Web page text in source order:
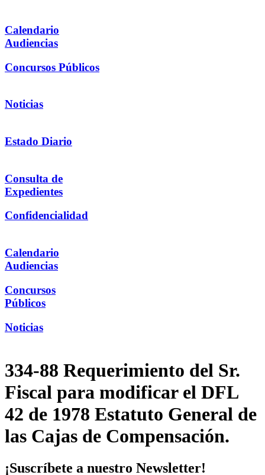
Calendario
Audiencias
Concursos Públicos
Noticias
Estado Diario
Consulta de
Expedientes
Confidencialidad
Calendario
Audiencias
Concursos
Públicos
Noticias
334-88 Requerimiento del Sr.
Fiscal para modificar el DFL
42 de 1978 Estatuto General de
las Cajas de Compensación.
¡Suscríbete a nuestro Newsletter!